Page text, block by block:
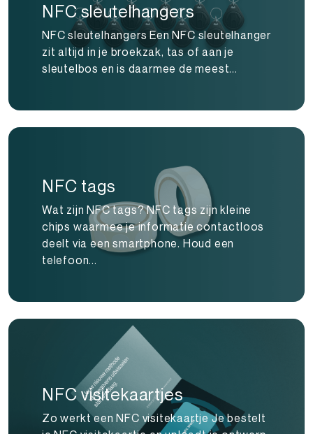
NFC sleutelhangers
NFC sleutelhangers Een NFC sleutelhanger
zit altijd in je broekzak, tas of aan je
sleutelbos en is daarmee de meest...
NFC tags
Wat zijn NFC tags? NFC tags zijn kleine
chips waarmee je informatie contactloos
deelt via een smartphone. Houd een
telefoon...
NFC visitekaartjes
Zo werkt een NFC visitekaartje Je bestelt